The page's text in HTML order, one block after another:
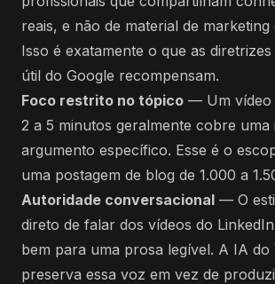
reais, e não de material de
Isso é exatamente o que as
útil do Google recompensam.
Foco restrito no tópico — Um vídeo
2 a 5 minutos geralmente cobre uma
argumento específico. Esse é o
uma postagem de blog de 1.000 a
Autoridade conversacional — O
direto de falar dos vídeos do
bem para uma prosa legível. A IA do
preserva essa voz em vez de